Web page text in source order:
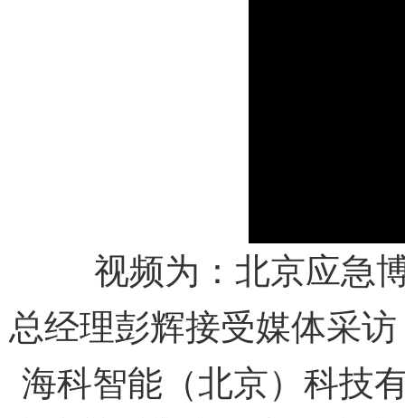
视频为：北京应急
总经理彭辉接受媒体采访
海科智能（北京）科技